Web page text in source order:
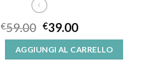
€59.00 €39.00
AGGIUNGI AL CARRELLO